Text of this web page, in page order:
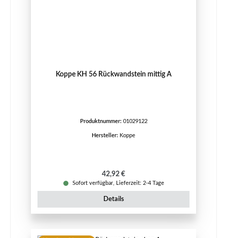
Koppe KH 56 Rückwandstein mittig A
Produktnummer: 01029122
Hersteller: Koppe
Regulärer Preis:
42,92 €
Sofort verfügbar, Lieferzeit: 2-4 Tage
Details